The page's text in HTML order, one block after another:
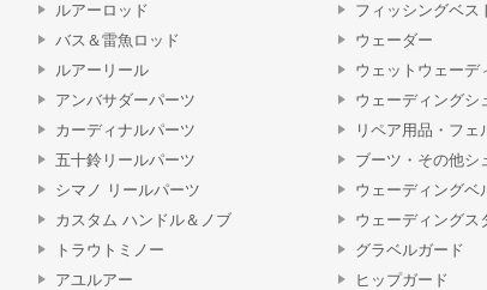
ルアーロッド
バス＆雷魚ロッド
ルアーリール
アンバサダーパーツ
カーディナルパーツ
五十鈴リールパーツ
シマノ リールパーツ
カスタム ハンドル＆ノブ
トラウトミノー
アユルアー
フィッシングベス
ウェーダー
ウェットウェーデ
ウェーディングシ
リペア用品・フェ
ブーツ・その他シ
ウェーディングベ
ウェーディングス
グラベルガード
ヒップガード